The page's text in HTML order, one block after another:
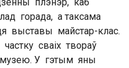
горада, а таксама
выставы майстар-клас.
сваіх твораў
У гэтым яны